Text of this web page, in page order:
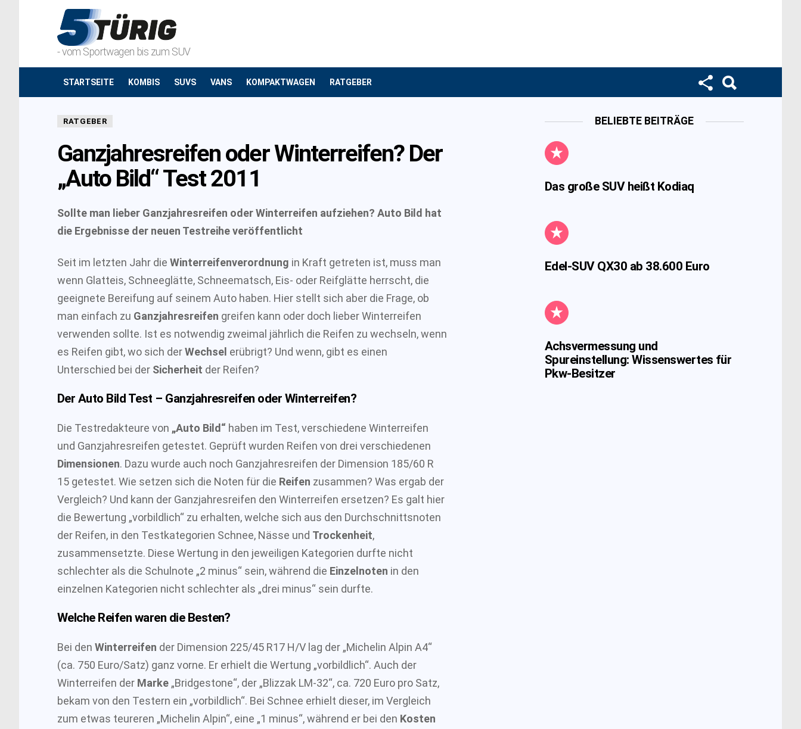
- vom Sportwagen bis zum SUV
STARTSEITE KOMBIS SUVS VANS KOMPAKTWAGEN RATGEBER
RATGEBER
Ganzjahresreifen oder Winterreifen? Der
„Auto Bild“ Test 2011
Sollte man lieber Ganzjahresreifen oder Winterreifen aufziehen? Auto Bild hat
die Ergebnisse der neuen Testreihe veröffentlicht
Seit im letzten Jahr die Winterreifenverordnung in Kraft getreten ist, muss man
wenn Glatteis, Schneeglätte, Schneematsch, Eis- oder Reifglätte herrscht, die
geeignete Bereifung auf seinem Auto haben. Hier stellt sich aber die Frage, ob
man einfach zu Ganzjahresreifen greifen kann oder doch lieber Winterreifen
verwenden sollte. Ist es notwendig zweimal jährlich die Reifen zu wechseln, wenn
es Reifen gibt, wo sich derWechsel erübrigt? Und wenn, gibt es einen
Unterschied bei der Sicherheit der Reifen?
Der Auto Bild Test – Ganzjahresreifen oder Winterreifen?
Die Testredakteure von „Auto Bild“ haben im Test, verschiedene Winterreifen
und Ganzjahresreifen getestet. Geprüft wurden Reifen von drei verschiedenen
Dimensionen. Dazu wurde auch noch Ganzjahresreifen der Dimension 185/60 R
15 getestet. Wie setzen sich die Noten für die Reifen zusammen? Was ergab der
Vergleich? Und kann der Ganzjahresreifen den Winterreifen ersetzen? Es galt hier
die Bewertung „vorbildlich“ zu erhalten, welche sich aus den Durchschnittsnoten
der Reifen, in den Testkategorien Schnee, Nässe und Trockenheit,
zusammensetzte. Diese Wertung in den jeweiligen Kategorien durfte nicht
schlechter als die Schulnote „2 minus“ sein, während die Einzelnoten in den
einzelnen Kategorien nicht schlechter als „drei minus“ sein durfte.
Welche Reifen waren die Besten?
Bei den Winterreifen der Dimension 225/45 R17 H/V lag der „Michelin Alpin A4“
(ca. 750 Euro/Satz) ganz vorne. Er erhielt die Wertung „vorbildlich“. Auch der
Winterreifen der Marke „Bridgestone“, der „Blizzak LM-32“, ca. 720 Euro pro Satz,
bekam von den Testern ein „vorbildlich“. Bei Schnee erhielt dieser, im Vergleich
zum etwas teureren „Michelin Alpin“, eine „1 minus“, während er bei den Kosten
BELIEBTE BEITRÄGE
Das große SUV heißt Kodiaq
Edel-SUV QX30 ab 38.600 Euro
Achsvermessung und
Spureinstellung: Wissenswertes für
Pkw-Besitzer